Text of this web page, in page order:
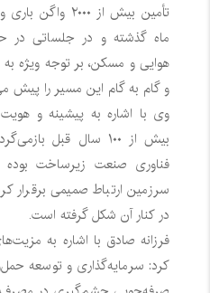
تأمین بیش از
ماه گذشته و در جلساتی در
هوایی و مسکن، بر توجه ویژه
و گام به گام این مسیر را پیش
وی با اشاره به پیشینه و هویت
بیش از ۱۰۰ سال قبل
فناوری صنعت زیرساخت
سرزمین ارتباط صمیمی برقرار
در کنار آن شکل گرفته است.
فرزانه صادق با اشاره به
کرد: سرمایه‌گذاری و توسعه